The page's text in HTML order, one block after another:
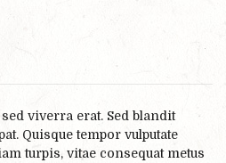
viverra erat. Sed blandit
Quisque tempor vulputate
turpis, vitae consequat metus